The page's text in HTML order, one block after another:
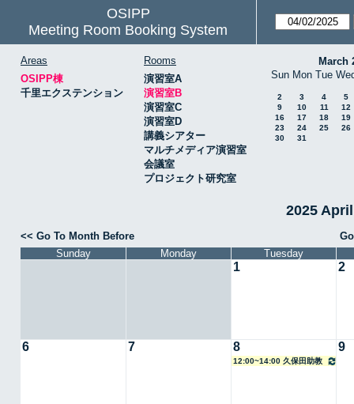
OSIPP
Meeting Room Booking System
Areas
OSIPP棟
千里エクステンション
Rooms
演習室A
演習室B
演習室C
演習室D
講義シアター
マルチメディア演習室
会議室
プロジェクト研究室
March
Sun Mon Tue
2 3 4
5
9
10 11
12
16
17 18
19
23
24 25
26
30
31
2025
<< Go To Month Before
Sunday
Monday Tuesday
1 2
6 7 8
12:00~14:00 久保田助教
9